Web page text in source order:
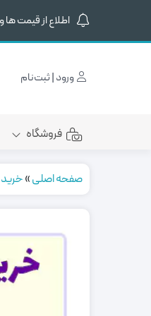
اطلاع از قیمت
ورود | ثبت‌نام
فروشگاه
صفحه اصلی»